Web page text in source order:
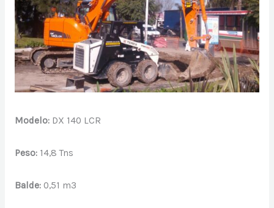
Modelo: DX 140 LCR
Peso:14,8 Tns
Balde:0,51 m3